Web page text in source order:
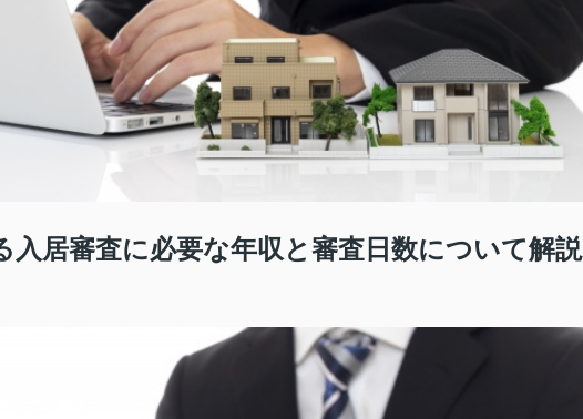
入居審査に必要な年収と審査日数について解説